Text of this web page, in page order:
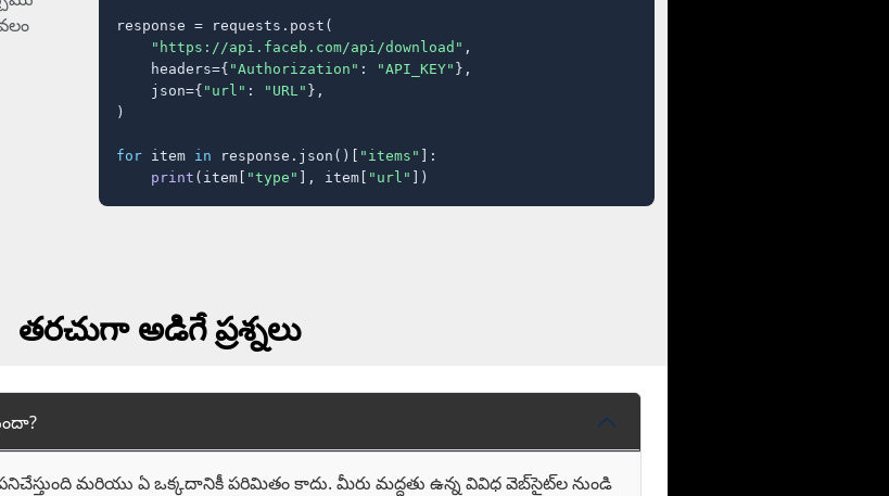
response = requests.post(
"https://api.faceb.com/api/download" ,
    headers={
"Authorization" : "API_KEY" },
    json={
"url" : "URL" },
)
for item in response.json()[ "items" ]:
print (item[ "type" ], item[ "url" ])
తరచుగా అడిగే ప్రశ్నలు
మరియు ఏ ఒక్కదానికీ పరిమితం కాదు. మీరు మద్దతు ఉన్న వివిధ వెబ్‌సైట్‌ల నుండి